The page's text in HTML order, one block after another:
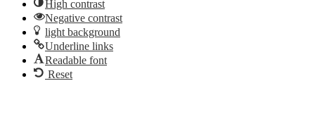
High contrast
Negative contrast
light background
Underline links
Readable font
Reset